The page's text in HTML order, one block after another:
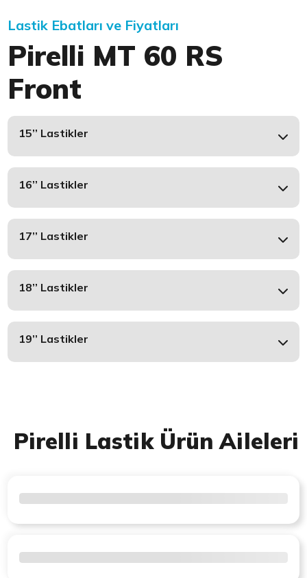
Lastik Ebatları ve Fiyatları
Pirelli MT 60 RS
Front
15’’ Lastikler
16’’ Lastikler
17’’ Lastikler
18’’ Lastikler
19’’ Lastikler
Pirelli Lastik Ürün Aileleri